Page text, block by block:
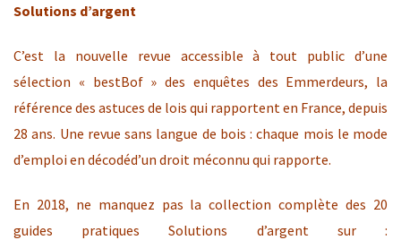
Solutions d’argent
C’est la nouvelle revue accessible à tout public d’une
sélection « bestBof » des enquêtes des Emmerdeurs, la
référence des astuces de lois qui rapportent en France, depuis
28 ans. Une revue sans langue de bois : chaque mois le mode
d’emploi en décodéd’un droit méconnu qui rapporte.
En 2018, ne manquez pas la collection complète des 20
guides pratiques Solutions d’argent sur :